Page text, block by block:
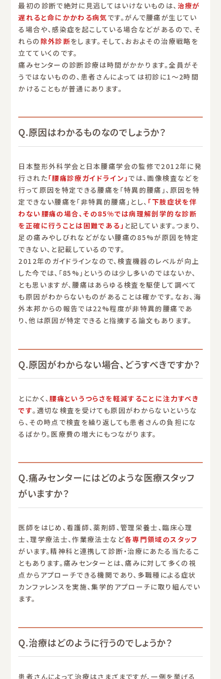
最初の診断で絶対に見逃してはいけないものは、 治療が
遅れると命にかかわる病気です。がんで腰痛が生じてい
る場合や、感染症を起こしている場合などがあるので、そ
れらの 除外診断をします。そして、おおよその治療戦略を
立てていくのです。
痛みセンターの診断診療は時間がかかります。全員がそ
うではないものの、患者さんによっては初診に1〜2時間
かけることもが普通にあります。
Q.原因はわかるものなのでしょうか？
日本整形外科学会と日本腰痛学会の監修で2012年に発
行された「腰痛診療ガイドライン」 では、画像検査などを
行って原因を特定できる腰痛を「特異的腰痛」、原因を特
定できない腰痛を「非特異的腰痛」とし、 「下肢症状を伴
わない腰痛の場合、その85%では病理解剖学的な診断
を正確に行うことは困難である」 と記しています。つまり、
足の痛みやしびれなどがない腰痛の85%が原因を特定
できない、と記載しているのです。
2012年のガイドラインなので、検査機器のレベルが向上
した今では、「85%」というのは少し多いのではないか、
とも思いますが、腰痛はあらゆる検査を駆使して調べて
も原因がわからないものがあることは確かです。なお、海
外本邦からの報告では22%程度が非特異的腰痛であ
り、他は原因が特定できると指摘する論文もあります。
Q.原因がわからない場合、どうすべきですか？
とにかく、 腰痛というつらさを軽減することに注力すべき
です。適切な検査を受けても原因がわからないというな
ら、その時点で検査を繰り返しても患者さんの負担にな
るばかり。医療費の増大にもつながります。
Q.痛みセンターにはどのような医療スタッフ
がいますか？
医師をはじめ、看護師、薬剤師、管理栄養士、臨床心理
士、理学療法士、作業療法士など各専門領域のスタッフ
がいます。精神科と連携して診断・治療にあたる当たるこ
ともあります。痛みセンターとは、痛みに対して多くの視
点からアプローチできる機関であり、多職種による症状
カンファレンスを実施、集学的アプローチに取り組んでい
ます。
Q.治療はどのように行うのでしょうか？
患者さんによって治療はさまざまですが、一例を挙げる